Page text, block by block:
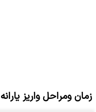
زمان ومراحل واریز